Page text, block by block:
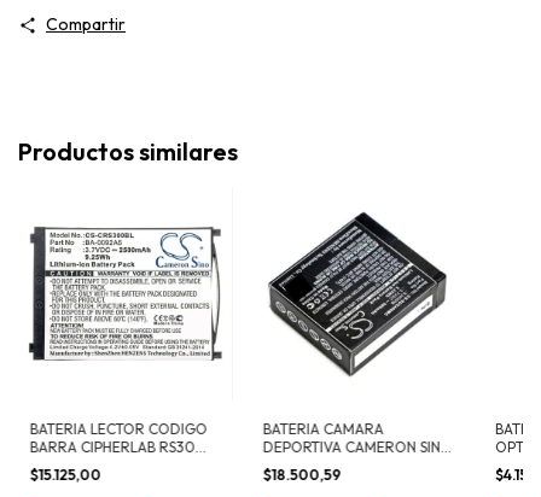
Compartir
Productos similares
BATERIA LECTOR CODIGO
BARRA CIPHERLAB RS30
2500 MAH CS-CRS300BL
$15.125,00
BATERIA CAMARA
DEPORTIVA CAMERON SINO
CS-SDX400MC 900MAH
$18.500,59